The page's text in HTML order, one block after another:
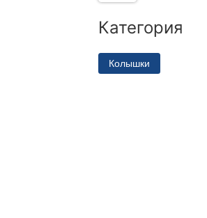
Категория
Колышки